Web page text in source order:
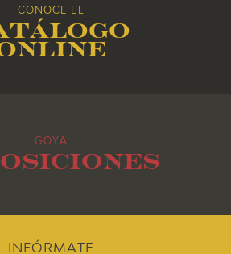
CONOCE EL
GOYA
INFÓRMATE